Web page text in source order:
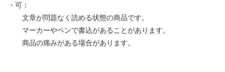
・可：
文章が問題なく読める状態の商品です。
マーカーやペンで書込があることがあります。
商品の痛みがある場合があります。